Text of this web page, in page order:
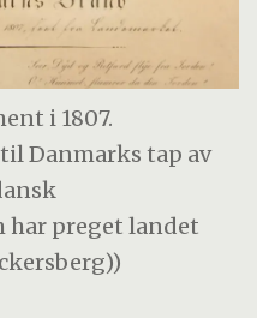
i 1807.
Danmarks tap av
har preget landet